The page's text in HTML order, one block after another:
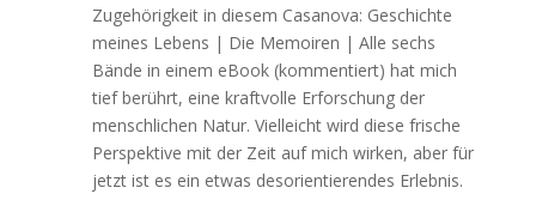
Zugehörigkeit in diesem Casanova: Geschichte
meines Lebens | Die Memoiren | Alle sechs
Bände in einem eBook (kommentiert) hat mich
tief berührt, eine kraftvolle Erforschung der
menschlichen Natur. Vielleicht wird diese frische
Perspektive mit der Zeit auf mich wirken, aber für
jetzt ist es ein etwas desorientierendes Erlebnis.